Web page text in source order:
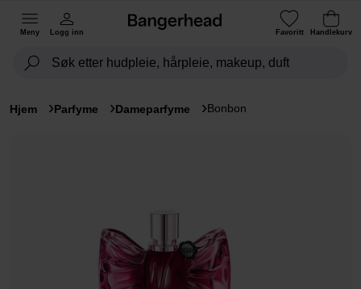
Meny Logg inn Favoritt Handlekurv
Hjem Parfyme Dameparfyme Bonbon